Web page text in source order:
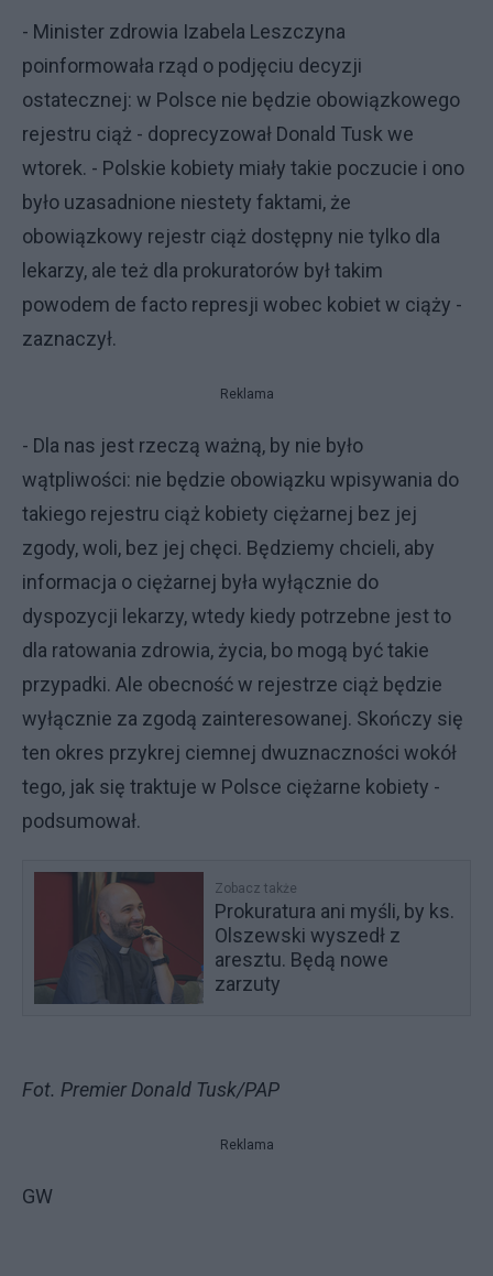
- Minister zdrowia Izabela Leszczyna
poinformowała rząd o podjęciu decyzji
ostatecznej: w Polsce nie będzie obowiązkowego
rejestru ciąż - doprecyzował Donald Tusk we
wtorek. - Polskie kobiety miały takie poczucie i ono
było uzasadnione niestety faktami, że
obowiązkowy rejestr ciąż dostępny nie tylko dla
lekarzy, ale też dla prokuratorów był takim
powodem de facto represji wobec kobiet w ciąży -
zaznaczył.
Reklama
- Dla nas jest rzeczą ważną, by nie było
wątpliwości: nie będzie obowiązku wpisywania do
takiego rejestru ciąż kobiety ciężarnej bez jej
zgody, woli, bez jej chęci. Będziemy chcieli, aby
informacja o ciężarnej była wyłącznie do
dyspozycji lekarzy, wtedy kiedy potrzebne jest to
dla ratowania zdrowia, życia, bo mogą być takie
przypadki. Ale obecność w rejestrze ciąż będzie
wyłącznie za zgodą zainteresowanej. Skończy się
ten okres przykrej ciemnej dwuznaczności wokół
tego, jak się traktuje w Polsce ciężarne kobiety -
podsumował.
Zobacz także
Prokuratura ani myśli, by ks.
Olszewski wyszedł z
aresztu. Będą nowe
zarzuty
Fot. Premier Donald Tusk/PAP
Reklama
GW